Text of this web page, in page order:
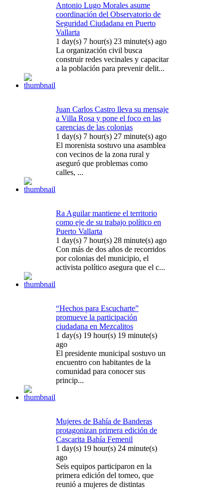
Antonio Lugo Morales asume
coordinación del Observatorio de
Seguridad Ciudadana en Puerto
Vallarta
1 day(s) 7 hour(s) 23 minute(s) ago
La organización civil busca
construir redes vecinales y capacitar
a la población para prevenir delit...
Juan Carlos Castro lleva su mensaje
a Villa Rosa y pone el foco en las
carencias de las colonias
1 day(s) 7 hour(s) 27 minute(s) ago
El morenista sostuvo una asamblea
con vecinos de la zona rural y
aseguró que problemas como
calles, ...
Ra Aguilar mantiene el territorio
como eje de su trabajo político en
Puerto Vallarta
1 day(s) 7 hour(s) 28 minute(s) ago
Con más de dos años de recorridos
por colonias del municipio, el
activista político asegura que el c...
“Hechos para Escucharte”
promueve la participación
ciudadana en Mezcalitos
1 day(s) 19 hour(s) 19 minute(s)
ago
El presidente municipal sostuvo un
encuentro con habitantes de la
comunidad para conocer sus
princip...
Mujeres de Bahía de Banderas
protagonizan primera edición de
Cascarita Bahía Femenil
1 day(s) 19 hour(s) 24 minute(s)
ago
Seis equipos participaron en la
primera edición del torneo, que
reunió a mujeres de distintas